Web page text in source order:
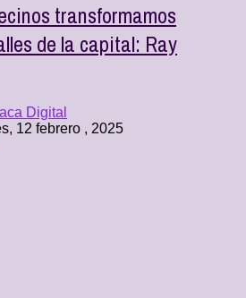
transformamos
de la capital: Ray
Digital
12 febrero , 2025